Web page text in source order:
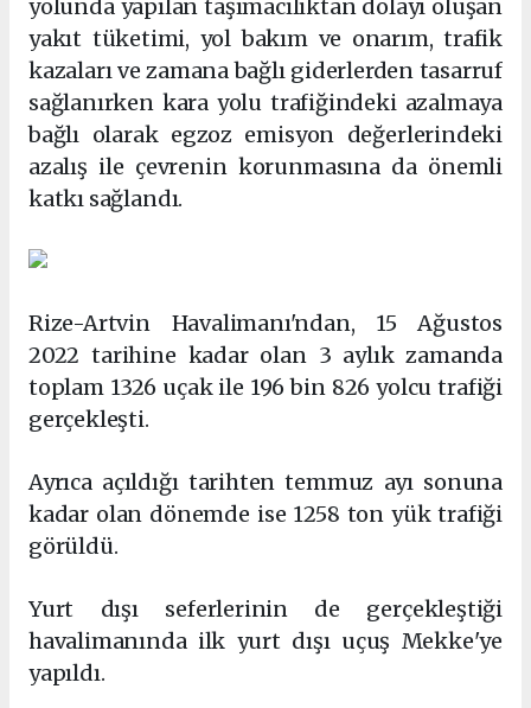
yolunda yapılan taşımacılıktan dolayı oluşan
yakıt tüketimi, yol bakım ve onarım, trafik
kazaları ve zamana bağlı giderlerden tasarruf
sağlanırken kara yolu trafiğindeki azalmaya
bağlı olarak egzoz emisyon değerlerindeki
azalış ile çevrenin korunmasına da önemli
katkı sağlandı.
Rize-Artvin Havalimanı'ndan, 15 Ağustos
2022 tarihine kadar olan 3 aylık zamanda
toplam 1326 uçak ile 196 bin 826 yolcu trafiği
gerçekleşti.
Ayrıca açıldığı tarihten temmuz ayı sonuna
kadar olan dönemde ise 1258 ton yük trafiği
görüldü.
Yurt dışı seferlerinin de gerçekleştiği
havalimanında ilk yurt dışı uçuş Mekke'ye
yapıldı.